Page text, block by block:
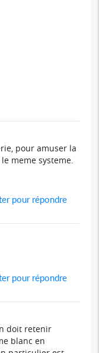
pour amuser la
meme systeme.
pour répondre
pour répondre
doit retenir
blanc en